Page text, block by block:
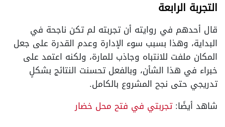
التجربة الرابعة
قال أحدهم في روايته أن تجربته لم تكن ناجحة في
البداية، وهذا بسبب سوء الإدارة وعدم القدرة على جعل
المكان ملفت للانتباه وجاذب للمارة، ولكنه اعتمد على
خبراء في هذا الشأن، وبالفعل تحسنت النتائج بشكلٍ
تدريجي حتى نجح المشروع بالكامل.
شاهد أيضًا:تجربتي في فتح محل خضار